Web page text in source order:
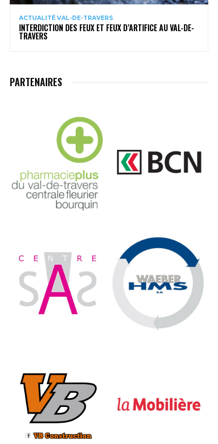
ACTUALITÉ VAL-DE-TRAVERS
INTERDICTION DES FEUX ET FEUX D’ARTIFICE AU VAL-DE-
TRAVERS
PARTENAIRES